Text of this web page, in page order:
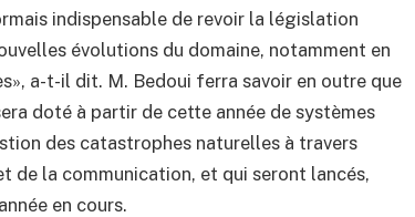
indispensable de revoir la législation
évolutions du domaine, notamment en
a-t-il dit. M. Bedoui ferra savoir en outre que
doté à partir de cette année de systèmes
des catastrophes naturelles à travers
de la communication, et qui seront lancés,
en cours.